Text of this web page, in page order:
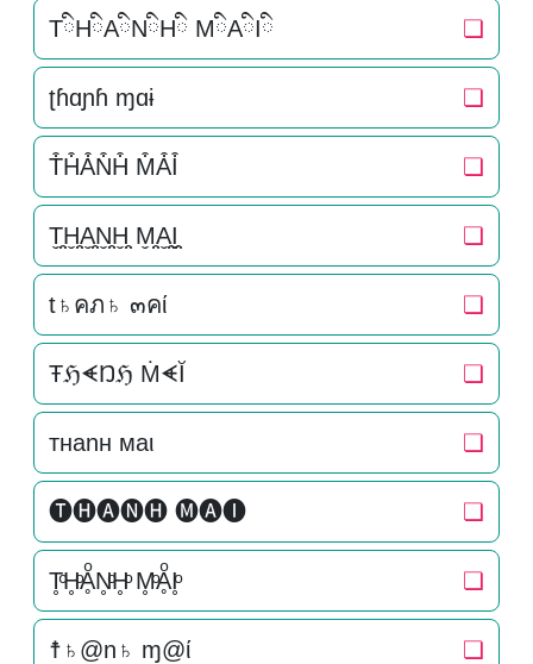
TིHིAིNིHི MིAིIི ❏
ʈɦɑɲɦ ɱɑɨ ❏
T͒H͒A͒N͒H͒ M͒A͒I͒ ❏
T̬̤̯H̬̤̯A̬̤̯N̬̤̯H̬̤̯ M̬̤̯A̬̤̯I̬̤̯ ❏
t♄คภ♄ ๓คί ❏
ŦℌᗛŊℌ ṀᗛĬ ❏
тнanн мaι ❏
🅣🅗🅐🅝🅗 🅜🅐🅘 ❏
T̥ͦH̥ͦḀͦN̥ͦH̥ͦ M̥ͦḀͦI̥ͦ ❏
☨♄@n♄ ɱ@ί ❏